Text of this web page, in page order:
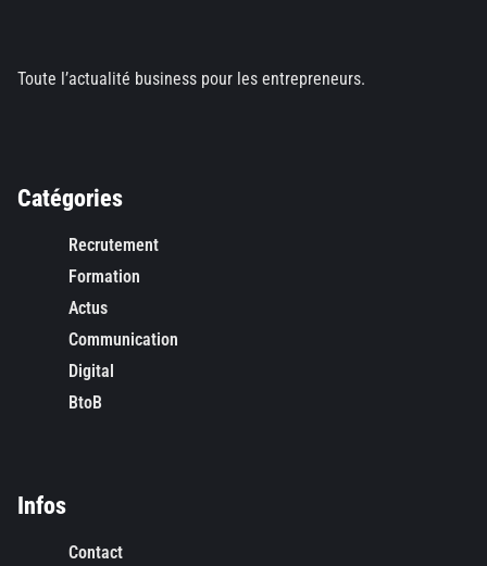
Toute l’actualité business pour les entrepreneurs.
Catégories
Recrutement
Formation
Actus
Communication
Digital
BtoB
Infos
Contact